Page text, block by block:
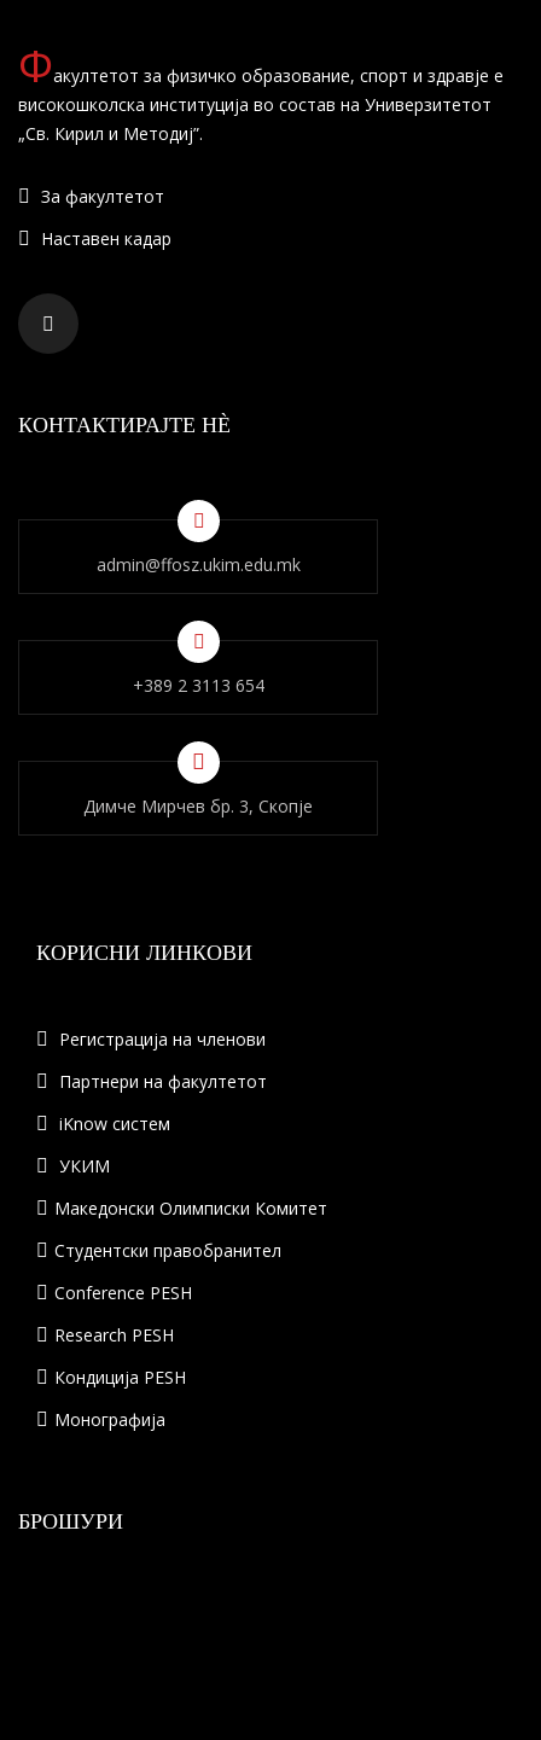
Факултетот за физичко образование, спорт и здравје е
високошколска институција во состав на Универзитетот
„Св. Кирил и Методиј”.
За факултетот
Наставен кадар
КОНТАКТИРАЈТЕ НÈ
admin@ffosz.ukim.edu.mk
+389 2 3113 654
Димче Мирчев бр. 3, Скопје
КОРИСНИ ЛИНКОВИ
Регистрација на членови
Партнери на факултетот
iKnow систем
УКИМ
Македонски Олимписки Комитет
Студентски правобранител
Conference PESH
Research PESH
Кондиција PESH
Монографија
БРОШУРИ